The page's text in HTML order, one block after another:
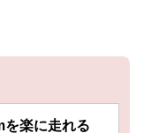
楽に走れる